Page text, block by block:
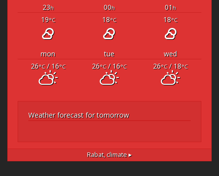
23h 00h 01 h
19°C 18°C 18°C
mon tue
wed
26°C/ 16°C 26°C/ 16°C 26°C/ 18°C
Weather forecast for tomorrow
Rabat, climate ▸